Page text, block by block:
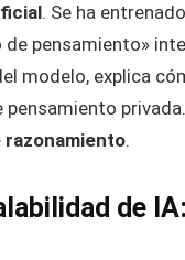
. Se ha
pensamiento»
modelo, explica
pensamiento privada.
.
de